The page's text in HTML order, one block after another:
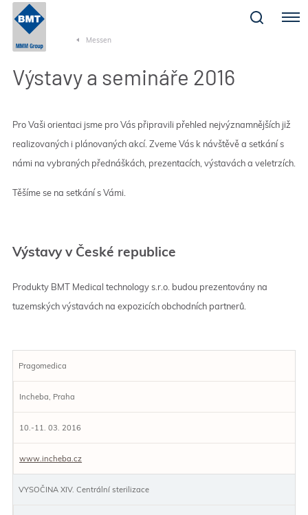
Menu
Messen
Výstavy a semináře 2016
Pro Vaši orientaci jsme pro Vás připravili přehled nejvýznamnějších již
realizovaných i plánovaných akcí. Zveme Vás k návštěvě a setkání s
námi na vybraných přednáškách, prezentacích, výstavách a veletrzích.
Těšíme se na setkání s Vámi.
Výstavy v České republice
Produkty BMT Medical technology s.r.o. budou prezentovány na
tuzemských výstavách na expozicích obchodních partnerů.
Pragomedica
Incheba, Praha
10.-11. 03. 2016
www.incheba.cz
VYSOČINA XIV. Centrální sterilizace